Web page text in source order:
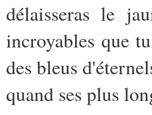
délaisseras le
incroyables que
des bleus
quand ses plus